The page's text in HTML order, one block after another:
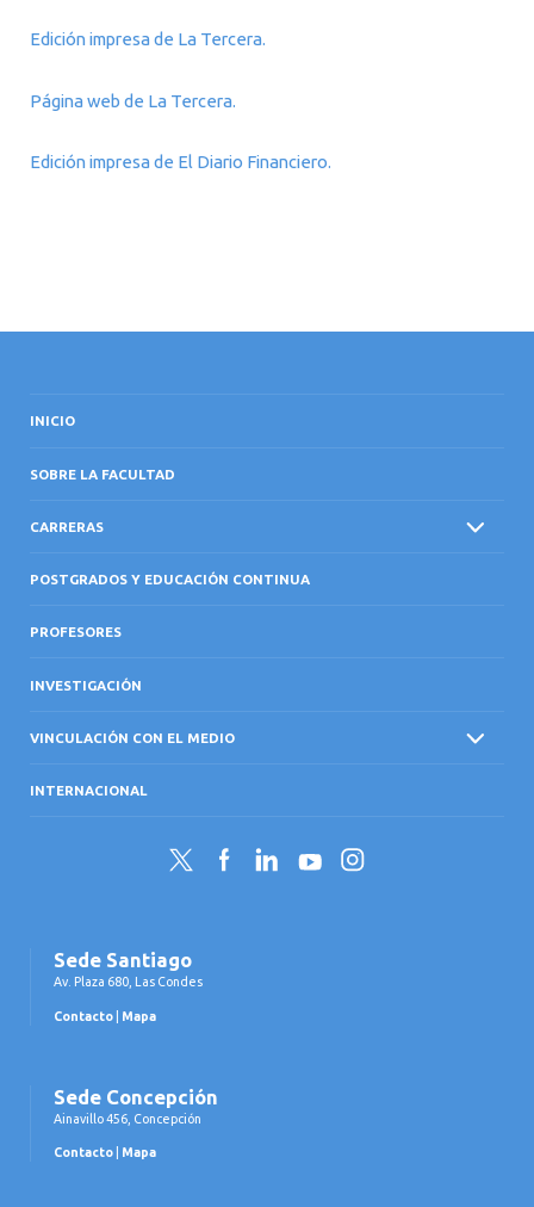
Edición impresa de La Tercera.
Página web de La Tercera.
Edición impresa de El Diario Financiero.
INICIO
SOBRE LA FACULTAD
CARRERAS
POSTGRADOS Y EDUCACIÓN CONTINUA
PROFESORES
INVESTIGACIÓN
VINCULACIÓN CON EL MEDIO
INTERNACIONAL
Twitter FacebookLinkedInYouTubeInstagram
Sede Santiago
Av. Plaza 680, Las Condes
Contacto Mapa
Sede Concepción
Ainavillo 456, Concepción
Contacto Mapa